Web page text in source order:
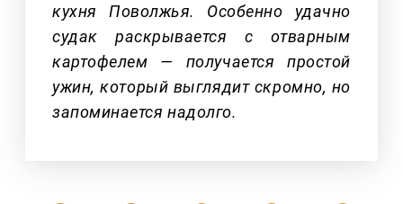
кухня Поволжья. Особенно удачно
судак раскрывается с отварным
картофелем — получается простой
ужин, который выглядит скромно, но
запоминается надолго.